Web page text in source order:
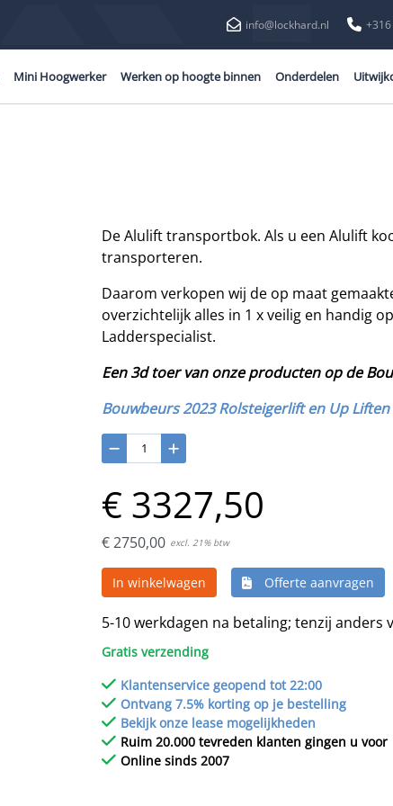
info@lockhard.nl
Mini Hoogwerker Werken op hoogte binnen Onderdelen
De Alulift transportbok. Als u een Alulift
transporteren.
Daarom verkopen wij de op maat
overzichtelijk alles in 1 x veilig en handig
Ladderspecialist.
Een 3d toer van onze producten op de
Bouwbeurs 2023 Rolsteigerlift en Up Liften
€ 3327,50
€2750,00 excl. 21% btw
In winkelwagen Offerte aanvragen
5-10 werkdagen na betaling; tenzij anders
Gratis verzending
Klantenservice geopend tot 22:00
Ontvang 7.5% korting op je bestelling
Bekijk onze lease mogelijkheden
Ruim 20.000 tevreden klanten gingen u voor
Online sinds 2007